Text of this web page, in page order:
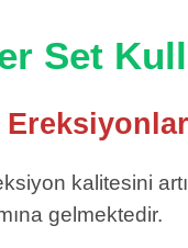
Set
Ereksiyonlar
kalitesini
gelmektedir.